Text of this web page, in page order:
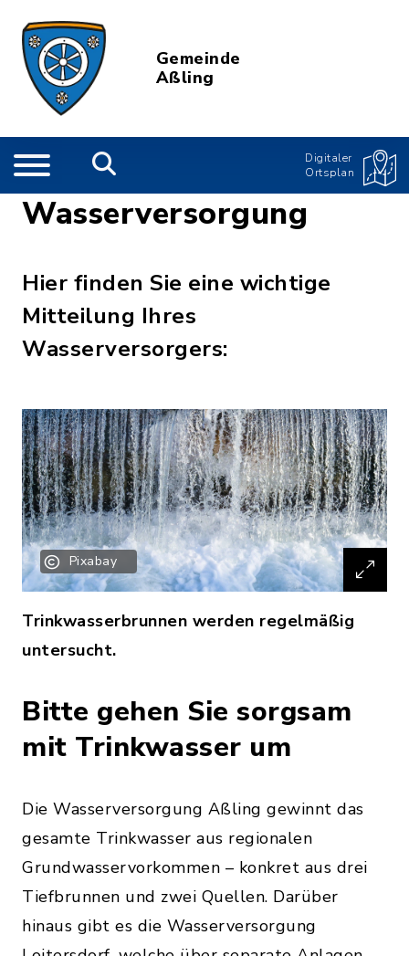
Gemeinde
Aßling
Digitaler
Ortsplan
Wasserversorgung
Hier finden Sie eine wichtige
Mitteilung Ihres
Wasserversorgers:
Pixabay
Trinkwasserbrunnen werden regelmäßig
untersucht.
Bitte gehen Sie sorgsam
mit Trinkwasser um
Die Wasserversorgung Aßling gewinnt das
gesamte Trinkwasser aus regionalen
Grundwasservorkommen – konkret aus drei
Tiefbrunnen und zwei Quellen. Darüber
hinaus gibt es die Wasserversorgung